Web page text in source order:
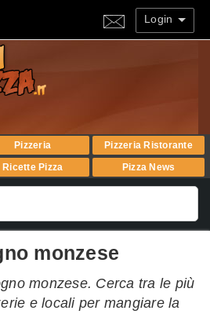
Login
Pizzeria
Pizzeria Ristorante
Ricette Pizza Pizza News
monzese
monzese. Cerca tra le più
e locali per mangiare la